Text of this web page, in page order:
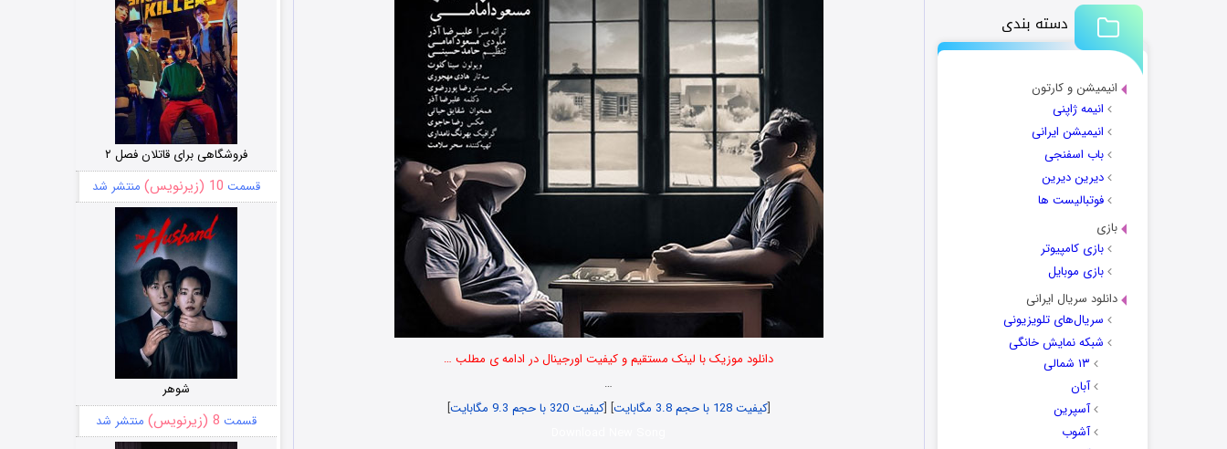
دسته بندی
انیمیشن و کارتون
انیمه ژاپنی
انیمیشن ایرانی
باب اسفنجی
دیرین دیرین
فوتبالیست ها
بازی
بازی کامپیوتر
بازی موبایل
دانلود سریال ایرانی
سریال‌های تلویزیونی
شبکه نمایش خانگی
۱۳ شمالی
آبان
آسپرین
آشوب
دانلود موزیک با لینک مستقیم و کیفیت اورجینال در ادامه ی مطلب …
…
[کیفیت 128 با حجم 3.8 مگابایت ] [کیفیت 320 با حجم 9.3 مگابایت
]
فروشگاهی برای قاتلان فصل ۲
قسمت 10 (زیرنویس) منتشر شد
شوهر
قسمت 8 (زیرنویس) منتشر شد